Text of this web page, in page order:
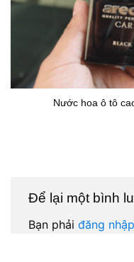
Nước hoa ô tô
Để lại một bình
Bạn phải đăng nhập